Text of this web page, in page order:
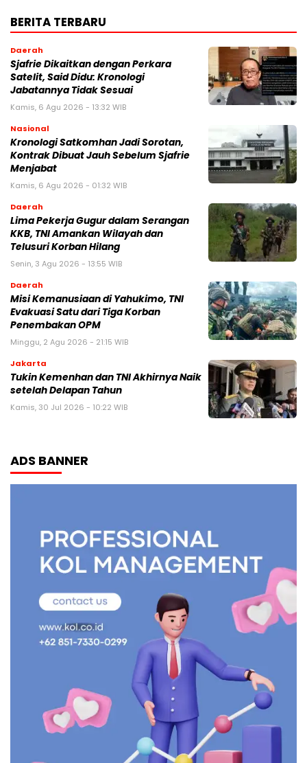
BERITA TERBARU
Daerah
Sjafrie Dikaitkan dengan Perkara
Satelit, Said Didu: Kronologi
Jabatannya Tidak Sesuai
Kamis, 6 Agu 2026 - 13:32 WIB
Nasional
Kronologi Satkomhan Jadi Sorotan,
Kontrak Dibuat Jauh Sebelum Sjafrie
Menjabat
Kamis, 6 Agu 2026 - 01:32 WIB
Daerah
Lima Pekerja Gugur dalam Serangan
KKB, TNI Amankan Wilayah dan
Telusuri Korban Hilang
Senin, 3 Agu 2026 - 13:55 WIB
Daerah
Misi Kemanusiaan di Yahukimo, TNI
Evakuasi Satu dari Tiga Korban
Penembakan OPM
Minggu, 2 Agu 2026 - 21:15 WIB
Jakarta
Tukin Kemenhan dan TNI Akhirnya Naik
setelah Delapan Tahun
Kamis, 30 Jul 2026 - 10:22 WIB
ADS BANNER